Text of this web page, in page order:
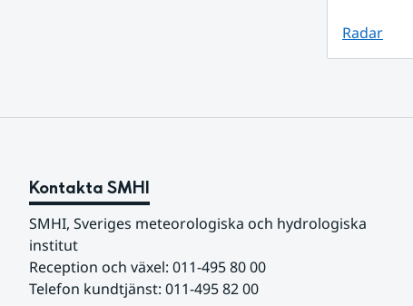
Radar
Kontakta SMHI
SMHI, Sveriges meteorologiska och hydrologiska
institut
Reception och växel: 011-495 80 00
Telefon kundtjänst: 011-495 82 00